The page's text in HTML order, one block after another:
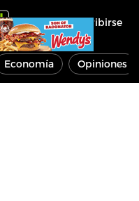
Inscribirse
Economía Opiniones